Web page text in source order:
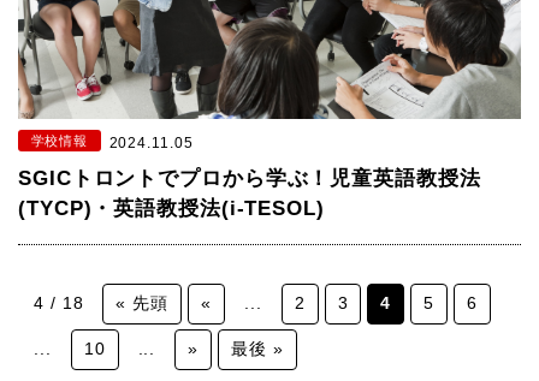
学校情報 2024.11.05
SGICトロントでプロから学ぶ！児童英語教授法
(TYCP)・英語教授法(i-TESOL)
4 / 18 « 先頭 « ... 2 3 4 5 6
... 10 ... » 最後 »